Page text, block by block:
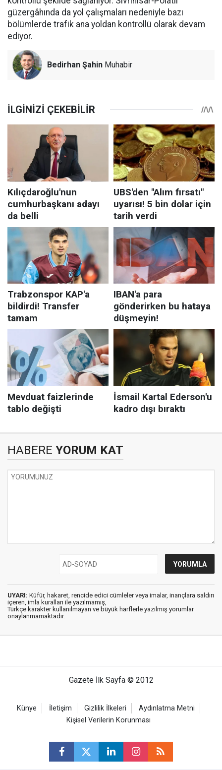
güzergâhında da yol çalışmaları nedeniyle bazı
bölümlerde trafik ana yoldan kontrollü olarak devam
ediyor.
Bedirhan Şahin Muhabir
HABERE YORUM KAT
UYARI: Küfür, hakaret, rencide edici cümleler veya imalar, inançlara saldırı
içeren, imla kuralları ile yazılmamış,
Türkçe karakter kullanılmayan ve büyük harflerle yazılmış yorumlar
onaylanmamaktadır.
Gazete İlk Sayfa © 2012
Künye İletişim Gizlilik İlkeleri
Aydınlatma Metni
Kişisel Verilerin Korunması